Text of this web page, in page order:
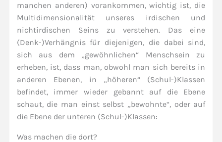
manchen anderen) vorankommen, wichtig ist, die
Multidimensionalität unseres irdischen und
nichtirdischen Seins zu verstehen. Das eine
(Denk-)Verhängnis für diejenigen, die dabei sind,
sich aus dem „gewöhnlichen“ Menschsein zu
erheben, ist, dass man, obwohl man sich bereits in
anderen Ebenen, in „höheren“ (Schul-)Klassen
befindet, immer wieder gebannt auf die Ebene
schaut, die man einst selbst „bewohnte“, oder auf
die Ebene der unteren (Schul-)Klassen:
Was machen die dort?